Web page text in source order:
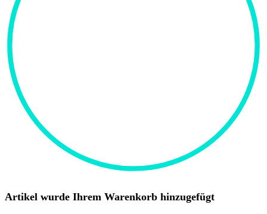
Artikel wurde Ihrem Warenkorb hinzugefügt